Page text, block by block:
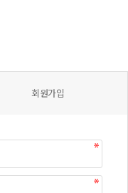
회원가입